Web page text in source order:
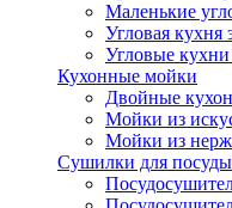
Маленькие
Угловая кухня
Угловые кухни
Кухонные мойки
Двойные
Мойки из
Мойки из
Сушилки для посуды